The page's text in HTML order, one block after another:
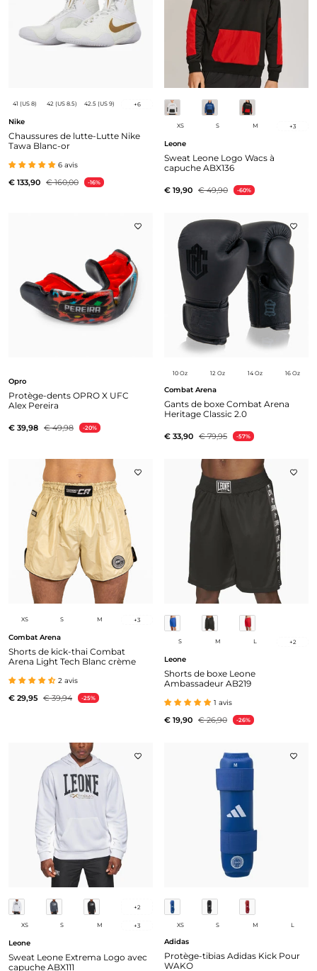
41 (US 8) 42 (US 8.5) 42.5 (US 9) +6
Nike
Chaussures de lutte-Lutte Nike
Tawa Blanc-or
6 avis
€ 133,90 € 160,00 -16%
XS S M +3
Leone
Sweat Leone Logo Wacs à
capuche ABX136
€ 19,90 € 49,90 -60%
Opro
Protège-dents OPRO X UFC
Alex Pereira
€ 39,98 € 49,98 -20%
10 Oz 12 Oz 14 Oz 16 Oz
Combat Arena
Gants de boxe Combat Arena
Heritage Classic 2.0
€ 33,90 € 79,95 -57%
XS S M +3
Combat Arena
Shorts de kick-thai Combat
Arena Light Tech Blanc crème
2 avis
€ 29,95 € 39,94 -25%
S M L +2
Leone
Shorts de boxe Leone
Ambassadeur AB219
1 avis
€ 19,90 € 26,90 -26%
+2
XS S M +3
Leone
Sweat Leone Extrema Logo avec
capuche ABX111
XS S M L
Adidas
Protège-tibias Adidas Kick Pour
WAKO